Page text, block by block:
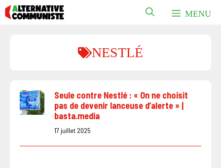
Aller
au
MENU
NESTLÉ
Seule contre Nestlé : « On ne choisit
pas de devenir lanceuse d’alerte » |
basta.media
17 juillet 2025